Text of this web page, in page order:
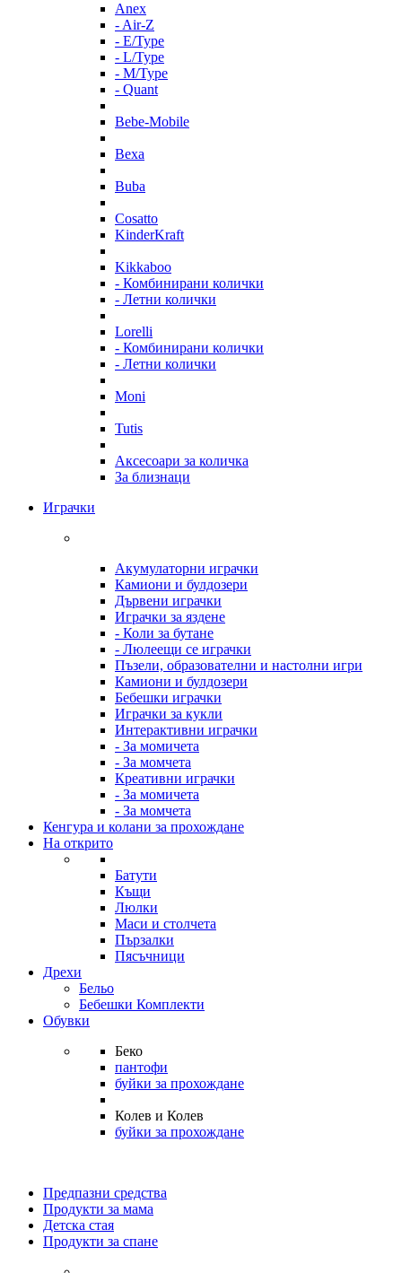
Anex
- Air-Z
- E/Type
- L/Type
- M/Type
- Quant
Bebe-Mobile
Bexa
Buba
Cosatto
KinderKraft
Kikkaboo
- Комбинирани колички
- Летни колички
Lorelli
- Комбинирани колички
- Летни колички
Moni
Tutis
Аксесоари за количка
За близнаци
Играчки
Акумулаторни играчки
Камиони и булдозери
Дървени играчки
Играчки за яздене
- Коли за бутане
- Люлеещи се играчки
Пъзели, образователни и настолни игри
Камиони и булдозери
Бебешки играчки
Играчки за кукли
Интерактивни играчки
- За момичета
- За момчета
Креативни играчки
- За момичета
- За момчета
Кенгура и колани за прохождане
На открито
Батути
Къщи
Люлки
Маси и столчета
Пързалки
Пясъчници
Дрехи
Бельо
Бебешки Комплекти
Обувки
Беко
пантофи
буйки за прохождане
Колев и Колев
буйки за прохождане
Предпазни средства
Продукти за мама
Детска стая
Продукти за спане